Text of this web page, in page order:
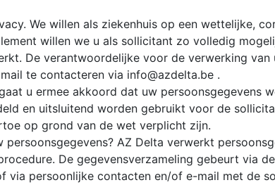
We willen als ziekenhuis op een wettelijke,
willen we u als sollicitant zo volledig
De verantwoordelijke voor de verwerking
te contacteren via info@azdelta.be .
u ermee akkoord dat uw persoonsgegevens
en uitsluitend worden gebruikt voor de
op grond van de wet verplicht zijn.
AZ Delta verwerkt
De gegevensverzameling gebeurt via
via persoonlijke contacten en/of e-mail met de